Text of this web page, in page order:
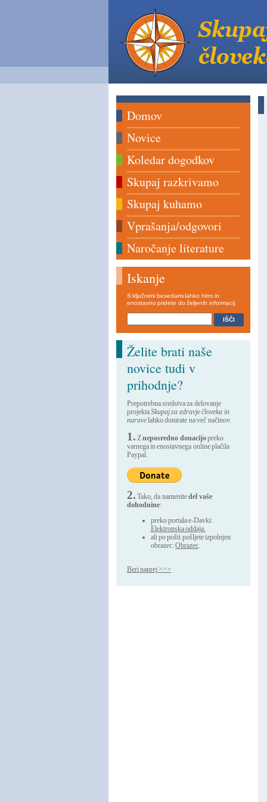
Domov
Novice
Koledar dogodkov
Skupaj razkrivamo
Skupaj kuhamo
Vprašanja/odgovori
Naročanje literature
Iskanje
S ključnimi besedami lahko hitro in
enostavno pridete do željenih informacij.
Želite brati naše
novice tudi v
prihodnje?
Prepotrebna sredstva za delovanje
projektaSkupaj za zdravje človeka in
naravelahko donirate na več načinov.
1. Zneposredno donacijopreko
varnega in enostavnega online plačila
Paypal.
2. Tako, da namenitedel vaše
dohodnine:
preko portala e-Davki:
Elektronska oddaja.
ali po pošti pošljete izpolnjen
obrazec:Obrazec.
Beri naprej >>>